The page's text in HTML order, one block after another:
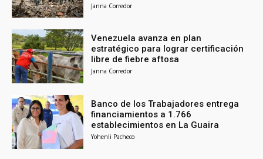
Janna Corredor
Venezuela avanza en plan
estratégico para lograr certificación
libre de fiebre aftosa
Janna Corredor
Banco de los Trabajadores entrega
financiamientos a 1.766
establecimientos en La Guaira
Yohenli Pacheco